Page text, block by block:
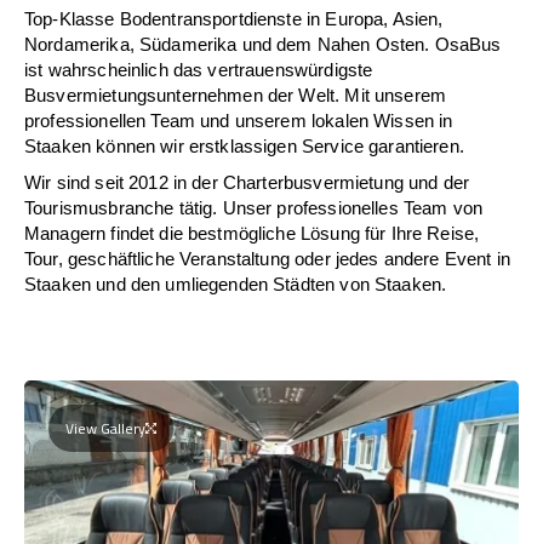
Top-Klasse Bodentransportdienste in Europa, Asien,
Nordamerika, Südamerika und dem Nahen Osten. OsaBus
ist wahrscheinlich das vertrauenswürdigste
Busvermietungsunternehmen der Welt. Mit unserem
professionellen Team und unserem lokalen Wissen in
Staaken können wir erstklassigen Service garantieren.
Wir sind seit 2012 in der Charterbusvermietung und der
Tourismusbranche tätig. Unser professionelles Team von
Managern findet die bestmögliche Lösung für Ihre Reise,
Tour, geschäftliche Veranstaltung oder jedes andere Event in
Staaken und den umliegenden Städten von Staaken.
View Gallery